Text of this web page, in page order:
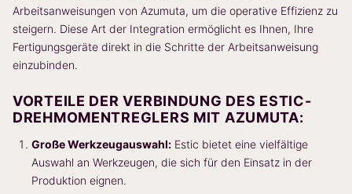
Arbeitsanweisungen von Azumuta, um die operative Effizienz zu
steigern. Diese Art der Integration ermöglicht es Ihnen, Ihre
Fertigungsgeräte direkt in die Schritte der Arbeitsanweisung
einzubinden.
VORTEILE DER VERBINDUNG DES ESTIC-
DREHMOMENTREGLERS MIT AZUMUTA:
Große Werkzeugauswahl: Estic bietet eine vielfältige
Auswahl an Werkzeugen, die sich für den Einsatz in der
Produktion eignen.